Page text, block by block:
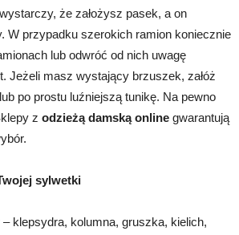
że założysz pasek, a on
W przypadku szerokich ramion koniecznie
lub odwróć od nich uwagę
Jeżeli masz wystający brzuszek, załóż
po prostu luźniejszą tunikę. Na pewno
z odzieżą damską online gwarantują
sylwetki
klepsydra, kolumna, gruszka, kielich,